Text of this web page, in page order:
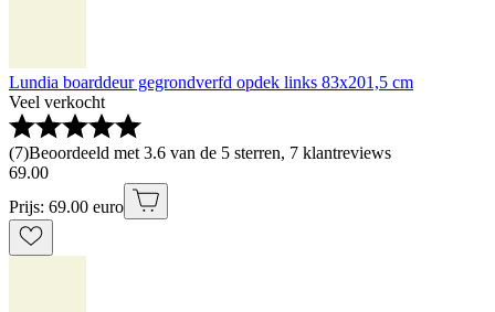
Lundia boarddeur gegrondverfd opdek links 83x201,5 cm
Veel verkocht
(7)Beoordeeld met 3.6 van de 5 sterren, 7 klantreviews
69.00
Prijs: 69.00 euro